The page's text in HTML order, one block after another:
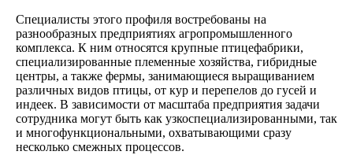
Специалисты этого профиля востребованы на
разнообразных предприятиях агропромышленного
комплекса. К ним относятся крупные птицефабрики,
специализированные племенные хозяйства, гибридные
центры, а также фермы, занимающиеся выращиванием
различных видов птицы, от кур и перепелов до гусей и
индеек. В зависимости от масштаба предприятия задачи
сотрудника могут быть как узкоспециализированными, так
и многофункциональными, охватывающими сразу
несколько смежных процессов.